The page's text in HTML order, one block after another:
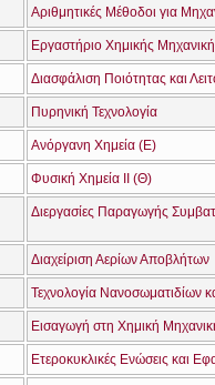
Αριθμητικές Μέθοδοι για
Εργαστήριο Χημικής
Διασφάλιση Ποιότητας και
Πυρηνική Τεχνολογία
Ανόργανη Χημεία (Ε)
Φυσική Χημεία ΙΙ (Θ)
Διαχείριση Αερίων Αποβλήτων
Τεχνολογία Νανοσωματιδίων
Εισαγωγή στη Χημική
Ετεροκυκλικές Ενώσεις και